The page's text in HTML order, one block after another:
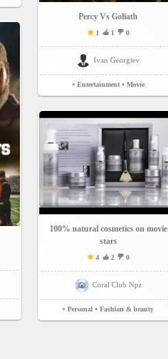
Percy Vs Goliath
1 1 0
Ivan Georgiev
• Entertainment • Movie
100% natural cosmetics on movie
stars
4 2 0
Coral Club Npz
• Personal • Fashion & beauty